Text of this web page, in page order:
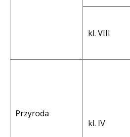
kl. VIII
Przyroda
kl. IV